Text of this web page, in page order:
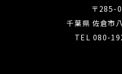
〒285-
千葉県 佐倉市
​​​​​​​TEL 080-